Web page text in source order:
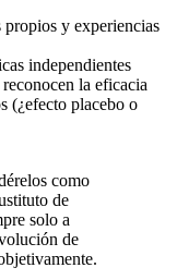
y experiencias
independientes
la eficacia
(¿efecto placebo o
como
de
solo a
de